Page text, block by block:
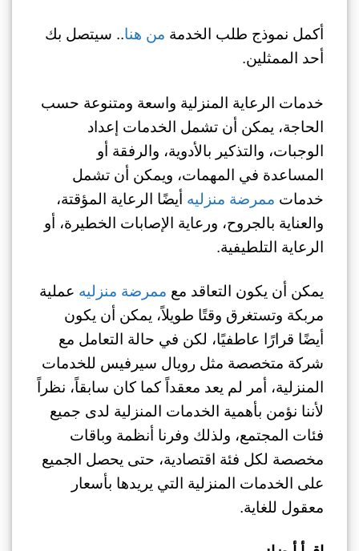
أكمل نموذج طلب الخدمة من هنا.. سيتصل بك
أحد الممثلين.
خدمات الرعاية المنزلية واسعة ومتنوعة حسب
الحاجة، يمكن أن تشمل الخدمات إعداد
الوجبات، والتذكير بالأدوية، والرفقة أو
المساعدة في المهمات، ويمكن أن تشمل
خدمات ممرضة منزليه أيضًا الرعاية المؤقتة،
والعناية بالجروح، ورعاية الإصابات الخطيرة، أو
الرعاية التلطيفية.
يمكن أن يكون التعاقد مع ممرضة منزليه عملية
مربكة وتستغرق وقتًا طويلاً، يمكن أن يكون
أيضًا قرارًا عاطفيًا، لكن في حالة التعامل مع
شركة متخصصة مثل رويال سيرفيس للخدمات
المنزلية، أمر لم يعد معقداً كما كان سابقاً، نظراً
لأننا نؤمن بأهمية الخدمات المنزلية لدى جميع
فئات المجتمع، ولذلك وفرنا أنظمة وباقات
مخصصة لكل فئة اقتصادية، حتى يحصل الجميع
على الخدمات المنزلية التي يريدها بأسعار
معقول للغاية.